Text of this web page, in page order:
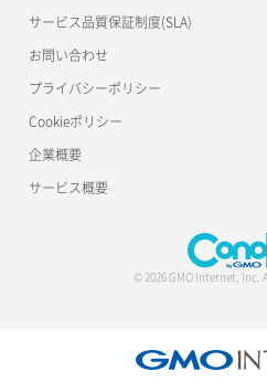
サービス品質保証制度(SLA)
お問い合わせ
プライバシーポリシー
Cookieポリシー
企業概要
サービス概要
© 2026 GMO Internet, Inc.